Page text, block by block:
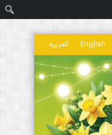
English العربیه